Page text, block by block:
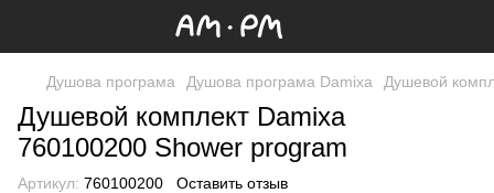
Душова програма Душова програма Damixa Душевой
Душевой комплект Damixa
760100200 Shower program
Артикул: 760100200 Оставить отзыв